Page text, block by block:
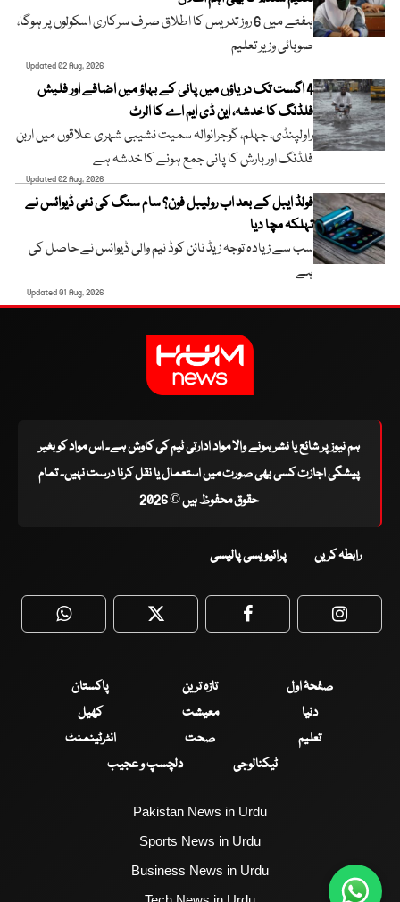
ہفتے میں 6 روز تدریس کا اطلاق صرف سرکاری اسکولوں پر ہوگا،
صوبائی وزیر تعلیم
Updated 02 Aug, 2026
4 اگست تک دریاؤں میں پانی کے بہاؤ میں اضافے اور فلیش
فلڈنگ کا خدشہ، این ڈی ایم اے کا الرٹ
راولپنڈی، جہلم، گوجرانوالہ سمیت نشیبی شہری علاقوں میں اربن
فلڈنگ اور بارش کا پانی جمع ہونے کا خدشہ ہے
Updated 02 Aug, 2026
فولڈ ایبل کے بعد اب رولیبل فون؟ سام سنگ کی نئی ڈیوائس نے
تہلکہ مچا دیا
سب سے زیادہ توجہ زیڈ نائن کوڈ نیم والی ڈیوائس نے حاصل کی
ہے
Updated 01 Aug, 2026
ہم نیوز پر شائع یا نشر ہونے والا مواد ادارتی ٹیم کی کاوش ہے۔ اس مواد کو بغیر
پیشگی اجازت کسی بھی صورت میں استعمال یا نقل کرنا درست نہیں۔ تمام
حقوق محفوظ ہیں © 2026
رابطہ کریں پرائیویسی پالیسی
WhatsApp Twitter Facebook
صفحۂ اول تازہ ترین
پاکستان
دنیا
معیشت
کھیل
تعلیم
صحت
انٹرٹینمنٹ
ٹیکنالوجی
دلچسپ و عجیب
Pakistan News in Urdu
Sports News in Urdu
Business News in Urdu